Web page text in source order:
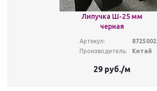
Липучка Ш-25 мм
черная
Артикул:
8725002
Производитель:
Китай
29 руб./м